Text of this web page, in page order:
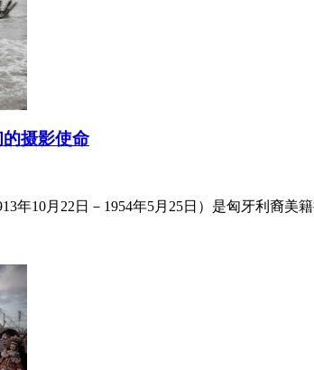
摄影使命
年10月22日－1954年5月25日）是匈牙利裔